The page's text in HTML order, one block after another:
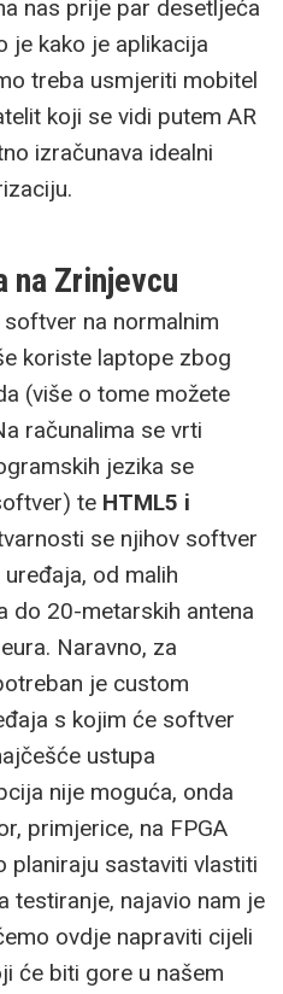
nas prije par desetljeća
je kako je aplikacija
treba usmjeriti mobitel
koji se vidi putem AR
izračunava idealni
na Zrinjevcu
na normalnim
koriste laptope zbog
(više o tome možete
računalima se vrti
jezika se
te HTML5 i
se njihov softver
od malih
do 20-metarskih antena
Naravno, za
je custom
s kojim će softver
ustupa
nije moguća, onda
primjerice, na FPGA
planiraju sastaviti vlastiti
testiranje, najavio nam je
ovdje napraviti cijeli
će biti gore u našem